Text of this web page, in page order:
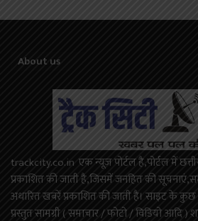
About us
trackcity.co.in एक न्यूज़ पोर्टल है,पोर्टल में
प्रकाशित की जाती है,जिसमें जनहित की
अधारित खबरें प्रकाशित की जाती है। साइट के कुछ
प्रस्तुत सामग्री ( समाचार / फोटो / विडियो आदि